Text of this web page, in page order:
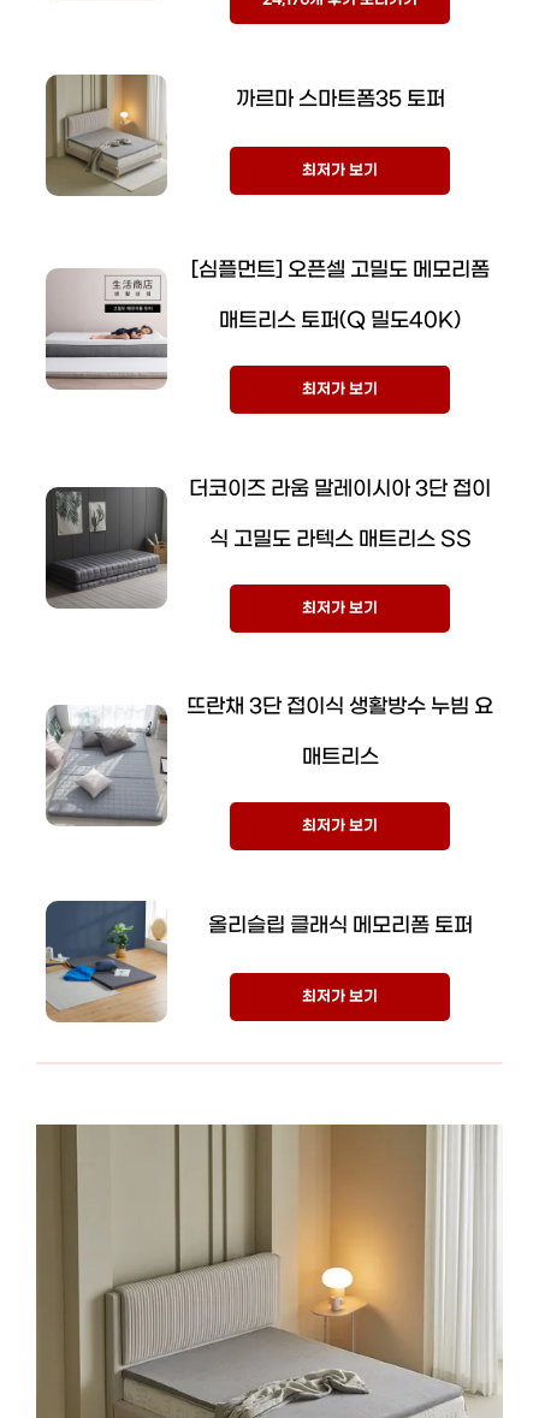
까르마 스마트폼35 토퍼
최저가 보기
[심플먼트] 오픈셀 고밀도 메모리폼
매트리스 토퍼(Q 밀도40K)
최저가 보기
더코이즈 라움 말레이시아 3단 접이
식 고밀도 라텍스 매트리스 SS
최저가 보기
뜨란채 3단 접이식 생활방수 누빔 요
매트리스
최저가 보기
올리슬립 클래식 메모리폼 토퍼
최저가 보기